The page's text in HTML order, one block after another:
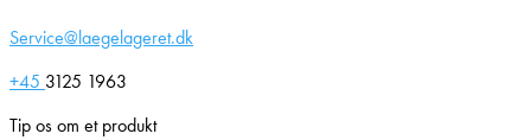
Service@laegelageret.dk
+45 3125 1963
Tip os om et produkt